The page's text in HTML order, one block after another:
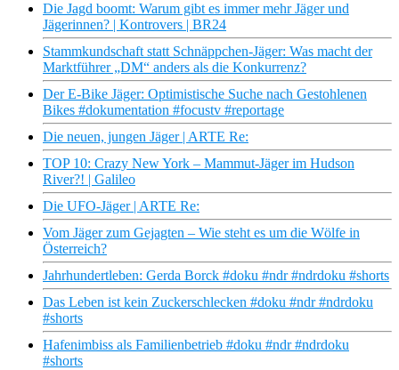
Die Jagd boomt: Warum gibt es immer mehr Jäger und
Jägerinnen? | Kontrovers | BR24
Stammkundschaft statt Schnäppchen-Jäger: Was macht der
Marktführer „DM“ anders als die Konkurrenz?
Der E-Bike Jäger: Optimistische Suche nach Gestohlenen
Bikes #dokumentation #focustv #reportage
Die neuen, jungen Jäger | ARTE Re:
TOP 10: Crazy New York – Mammut-Jäger im Hudson
River?! | Galileo
Die UFO-Jäger | ARTE Re:
Vom Jäger zum Gejagten – Wie steht es um die Wölfe in
Österreich?
Jahrhundertleben: Gerda Borck #doku #ndr #ndrdoku #shorts
Das Leben ist kein Zuckerschlecken #doku #ndr #ndrdoku
#shorts
Hafenimbiss als Familienbetrieb #doku #ndr #ndrdoku
#shorts